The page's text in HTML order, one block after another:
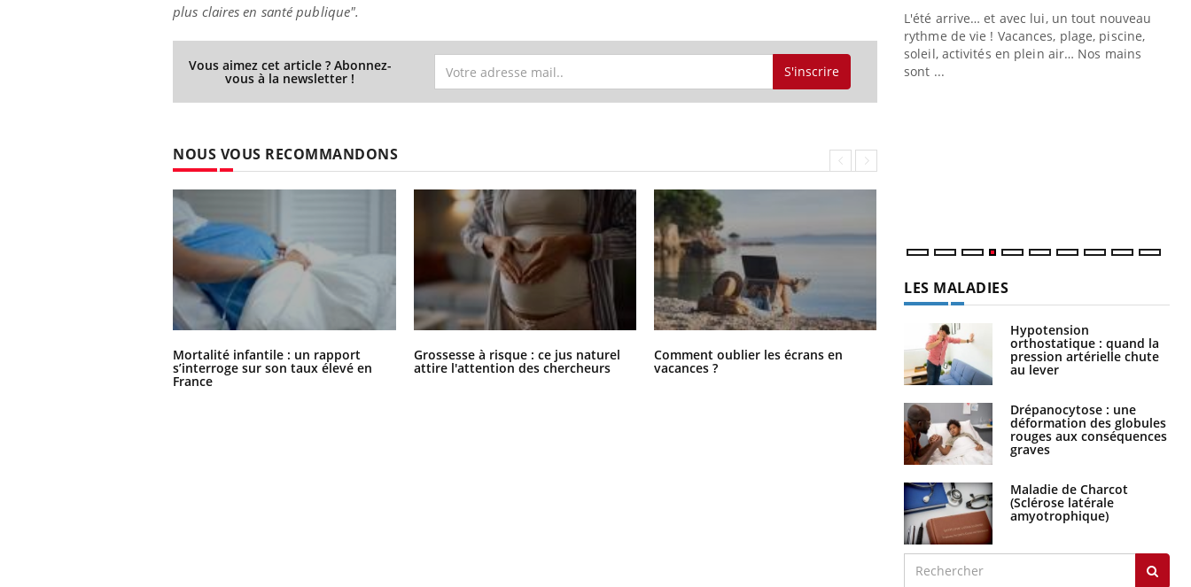
plus claires en santé publique".
Vous aimez cet article ? Abonnez-
vous à la newsletter ! S'inscrire
NOUS VOUS RECOMMANDONS
Mortalité infantile : un rapport
s’interroge sur son taux élevé en
France
Grossesse à risque : ce jus naturel
attire l'attention des chercheurs
Comment oublier les écrans en
vacances ?
Toujours connectés : comment le
travail empiète de plus en plus sur
nos soirées
Il y a des sujets qui sont faciles à aborder...
carence en fer sont multiples ce qui la rend
...
patients comme parfois chez les soignants.
L'été arrive… et avec lui, un tout nouveau
rythme de vie ! Vacances, plage, piscine,
soleil, activités en plein air… Nos mains
sont ...
LES MALADIES
Hypotension
orthostatique : quand la
pression artérielle chute
au lever
Drépanocytose : une
déformation des globules
rouges aux conséquences
graves
Maladie de Charcot
(Sclérose latérale
amyotrophique)